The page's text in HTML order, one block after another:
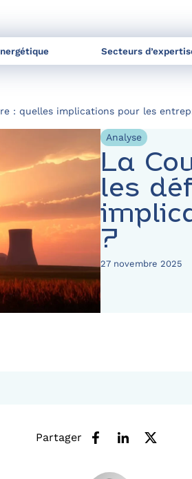
Secteurs
: quelles implications pour les
Analyse
La
les
?
27 novembre 2025
Partager